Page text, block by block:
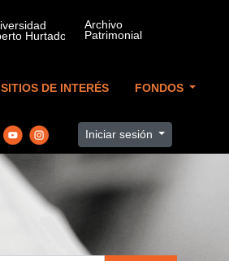
SITIOS DE INTERÉS FONDOS
Iniciar sesión